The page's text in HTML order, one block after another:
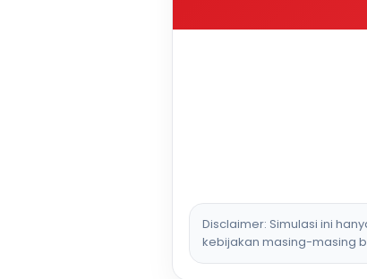
Disclaimer: Simulasi ini
kebijakan masing-masing